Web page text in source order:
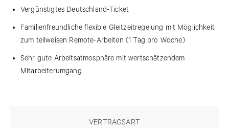
VERTRAGSART
Vergünstigtes Deutschland-Ticket
Familienfreundliche flexible Gleitzeitregelung mit Möglichkeit
zum teilweisen Remote-Arbeiten (1 Tag pro Woche)
Sehr gute Arbeitsatmosphäre mit wertschätzendem
Mitarbeiterumgang